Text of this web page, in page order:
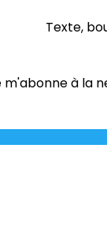
Texte,
m'abonne à la